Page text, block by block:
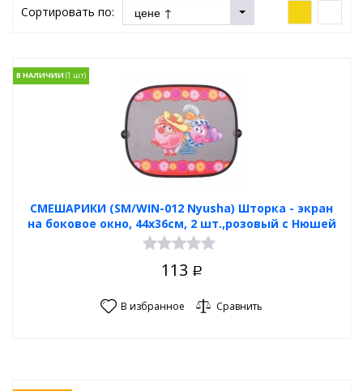
Сортировать по:
СМЕШАРИКИ (SM/WIN-012 Nyusha) Шторка - экран
на боковое окно, 44х36см, 2 шт.,розовый с Нюшей
В НАЛИЧИИ
113 Р
В избранное Сравнить